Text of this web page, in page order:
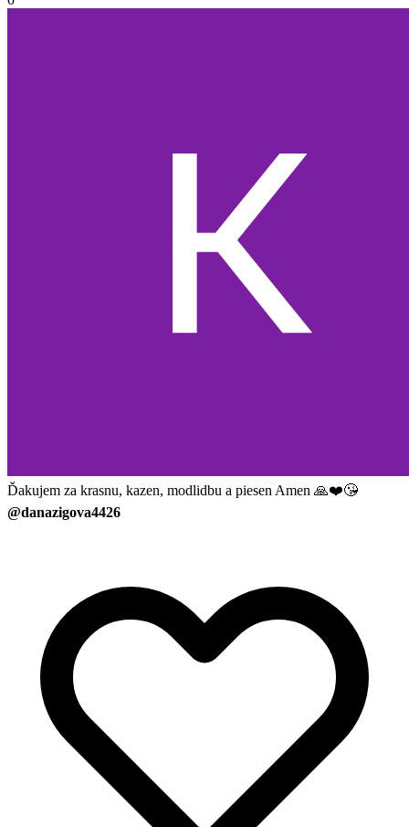
Ďakujem za krasnu, kazen, modlidbu a piesen Amen 🙏❤️😘
@danazigova4426